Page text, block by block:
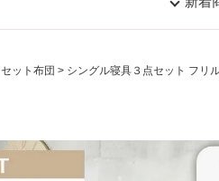
セット布団 シングル寝具３点セット フリ